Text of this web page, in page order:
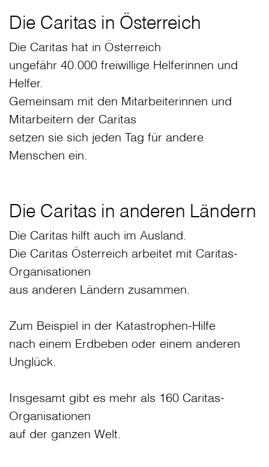
Die Caritas in Österreich
Die Caritas hat in Österreich
ungefähr 40.000 freiwillige Helferinnen und
Helfer.
Gemeinsam mit den Mitarbeiterinnen und
Mitarbeitern der Caritas
setzen sie sich jeden Tag für andere
Menschen ein.
Die Caritas in anderen Ländern
Die Caritas hilft auch im Ausland.
Die Caritas Österreich arbeitet mit Caritas-
Organisationen
aus anderen Ländern zusammen.
Zum Beispiel in der Katastrophen-Hilfe
nach einem Erdbeben oder einem anderen
Unglück.
Insgesamt gibt es mehr als 160 Caritas-
Organisationen
auf der ganzen Welt.